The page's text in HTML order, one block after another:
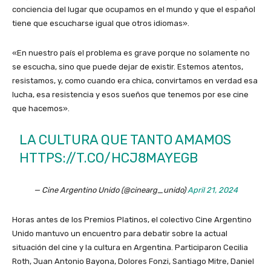
conciencia del lugar que ocupamos en el mundo y que el español
tiene que escucharse igual que otros idiomas».
«En nuestro país el problema es grave porque no solamente no
se escucha, sino que puede dejar de existir. Estemos atentos,
resistamos, y, como cuando era chica, convirtamos en verdad esa
lucha, esa resistencia y esos sueños que tenemos por ese cine
que hacemos».
LA CULTURA QUE TANTO AMAMOS
HTTPS://T.CO/HCJ8MAYEGB
— Cine Argentino Unido (@cinearg_unido)April 21, 2024
Horas antes de los Premios Platinos, el colectivo Cine Argentino
Unido mantuvo un encuentro para debatir sobre la actual
situación del cine y la cultura en Argentina. Participaron Cecilia
Roth, Juan Antonio Bayona, Dolores Fonzi, Santiago Mitre, Daniel